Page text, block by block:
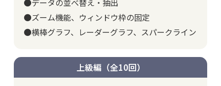
●データの並べ替え・抽出
●ズーム機能、ウィンドウ枠の固定
●横棒グラフ、レーダーグラフ、スパークライン
上級編（全10回）